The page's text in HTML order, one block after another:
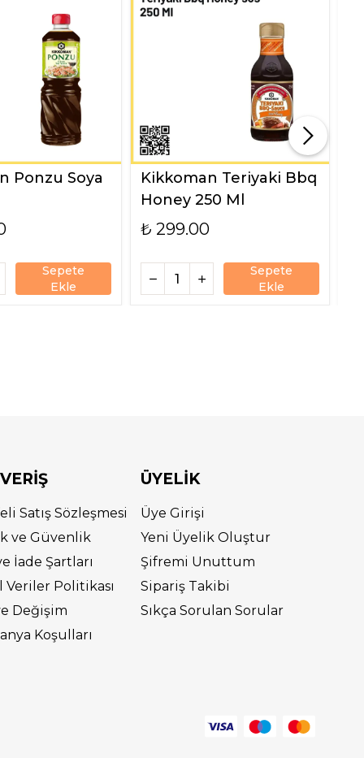
Ponzu Soya
Sepete
Ekle
Kikkoman Teriyaki Bbq
Honey 250 Ml
₺ 299.00
Sepete
Ekle
Satış Sözleşmesi
ve Güvenlik
İade Şartları
Veriler Politikası
Değişim
Koşulları
ÜYELİK
Üye Girişi
Yeni Üyelik Oluştur
Şifremi Unuttum
Sipariş Takibi
Sıkça Sorulan Sorular